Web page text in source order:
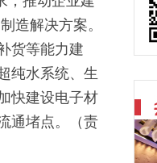
造解决方案。
货等能力建
纯水系统、生
快建设电子材
通堵点。（责